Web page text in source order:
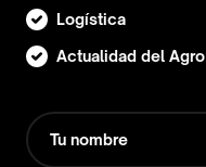
Logística
Actualidad del Agro